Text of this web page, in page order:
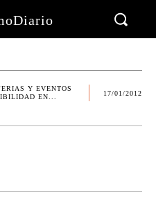
Y EVENTOS
EN...
17/01/2012